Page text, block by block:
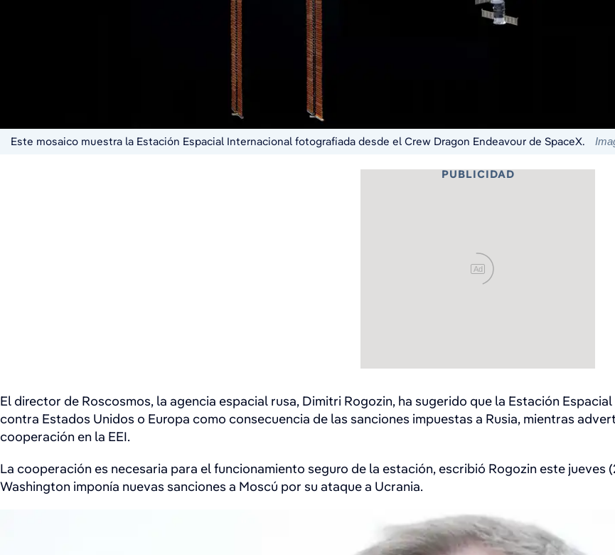
Este mosaico muestra la Estación Espacial Internacional fotografiada desde el Crew Dragon Endeavour de SpaceX.
PUBLICIDAD
Ad
El director de Roscosmos, la agencia espacial rusa, Dimitri Rogozin, ha sugerido que la Estación
contra Estados Unidos o Europa como consecuencia de las sanciones impuestas a Rusia, mientras
cooperación en la EEI.
La cooperación es necesaria para el funcionamiento seguro de la estación, escribió Rogozin este jueves
Washington imponía nuevas sanciones a Moscú por su ataque a Ucrania.